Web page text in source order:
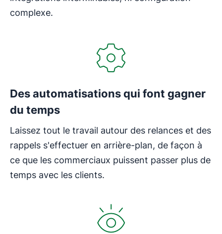
complexe.
Des automatisations qui font gagner
du temps
Laissez tout le travail autour des relances et des
rappels s'effectuer en arrière-plan, de façon à
ce que les commerciaux puissent passer plus de
temps avec les clients.